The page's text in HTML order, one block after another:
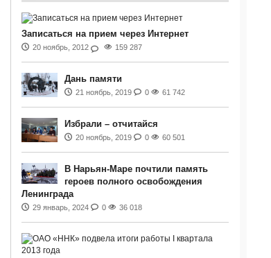
Записаться на прием через Интернет
20 ноябрь, 2012 159 287
Дань памяти
21 ноябрь, 2019 0 61 742
Избрали – отчитайся
20 ноябрь, 2019 0 60 501
В Нарьян-Маре почтили память
героев полного освобождения
Ленинграда
29 январь, 2024 0 36 018